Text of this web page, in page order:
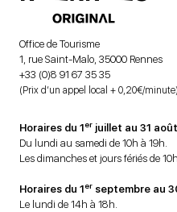
Office de Tourisme
1, rue Saint-Malo, 35000 Rennes
+33 (0)8 91 67 35 35
(Prix d’un appel local + 0,20€/minute)
Horaires du 1er juillet au 31 août
Du lundi au samedi de 10h à 19h.
Les dimanches et jours fériés de
Horaires du 1er septembre au
Le lundi de 14h à 18h.